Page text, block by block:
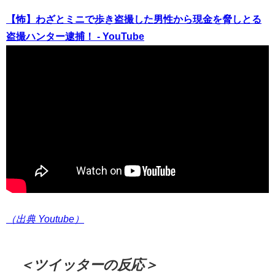
【怖】わざとミニで歩き盗撮した男性から現金を脅しとる
盗撮ハンター逮捕！ - YouTube
（出典 Youtube）
＜ツイッターの反応＞